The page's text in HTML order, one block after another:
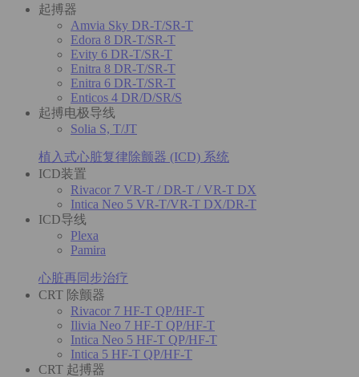
起搏器
Amvia Sky DR-T/SR-T
Edora 8 DR-T/SR-T
Evity 6 DR-T/SR-T
Enitra 8 DR-T/SR-T
Enitra 6 DR-T/SR-T
Enticos 4 DR/D/SR/S
起搏电极导线
Solia S, T/JT
植入式心脏复律除颤器 (ICD) 系统
ICD装置
Rivacor 7 VR-T / DR-T / VR-T DX
Intica Neo 5 VR-T/VR-T DX/DR-T
ICD导线
Plexa
Pamira
心脏再同步治疗
CRT 除颤器
Rivacor 7 HF-T QP/HF-T
Ilivia Neo 7 HF-T QP/HF-T
Intica Neo 5 HF-T QP/HF-T
Intica 5 HF-T QP/HF-T
CRT 起搏器